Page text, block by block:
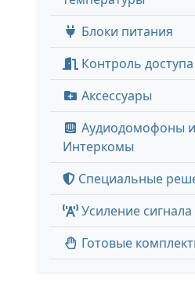
Блоки питания
Контроль доступа
Аксессуары
Аудиодомофоны и
Интеркомы
Специальные
Усиление сигнала
Готовые